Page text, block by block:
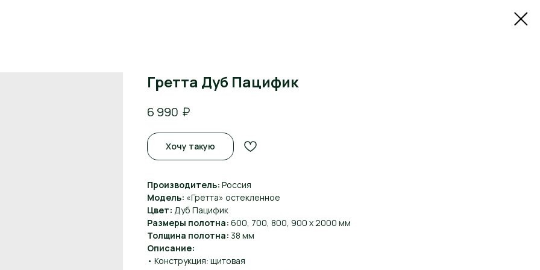
Гретта Дуб Пацифик
6 990 ₽
Хочу такую
Производитель: Россия
Модель: «Гретта» остекленное
Цвет: Дуб Пацифик
Размеры полотна: 600, 700, 800, 900 х 2000 мм
Толщина полотна: 38 мм
Описание:
• Конструкция: щитовая